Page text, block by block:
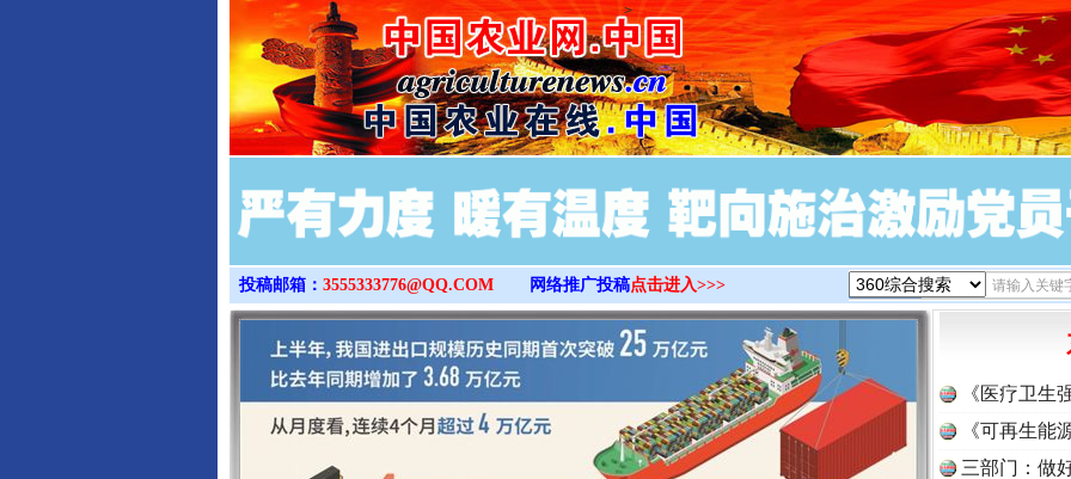
>
投稿邮箱： 3555333776@QQ.COM 网络推广投稿点击进入>>>
《医疗卫生
《可再生能
三部门：做